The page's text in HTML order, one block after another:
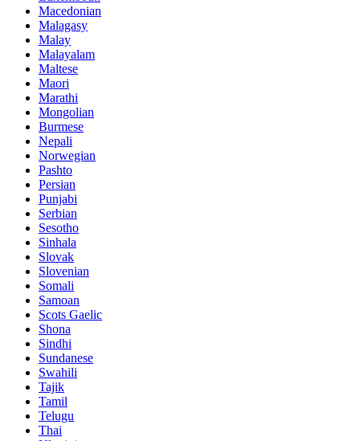
Macedonian
Malagasy
Malay
Malayalam
Maltese
Maori
Marathi
Mongolian
Burmese
Nepali
Norwegian
Pashto
Persian
Punjabi
Serbian
Sesotho
Sinhala
Slovak
Slovenian
Somali
Samoan
Scots Gaelic
Shona
Sindhi
Sundanese
Swahili
Tajik
Tamil
Telugu
Thai